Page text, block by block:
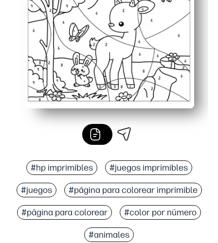
#hp imprimibles #juegos imprimibles
#juegos #página para colorear imprimible
#página para colorear #color por número
#animales